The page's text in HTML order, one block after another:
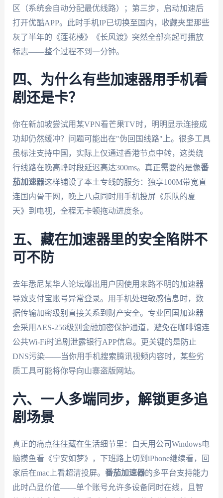
区（系统会自动分配最优线路）；第三步，启动加速后
打开优酷APP。此时手机IP已切换至国内，收藏夹里那些
灰了半年的《莲花楼》《长风渡》突然全部亮起可播放
标志——整个过程不到一分钟。
四、为什么有些加速器用手机看
剧还是卡？
你在新加坡尝试用某VPN看芒果TV时，明明显示连接成
功却仍然缓冲？问题可能出在"伪回国线路"上。很多工具
虽标注支持中国，实际上仅通过香港节点中转，这类绕
行线路在晚高峰时段延迟高达300ms。真正需要的是像番
茄加速器这样铺设了本土专线的服务：独享100M带宽直
连国内骨干网，晚上八点同时用手机投屏《乐队的夏
天》到电视，全程无卡顿拖动进度条。
五、藏在加速器里的安全陷阱不
可不防
去年悉尼某华人论坛爆出用户因使用来路不明的加速器
导致支付宝账号异常登录。用手机处理敏感信息时，数
据传输加密级别直接关系到财产安全。专业回国加速器
会采用AES-256级别金融加密保护通道，避免在咖啡馆连
公共Wi-Fi时追剧泄露银行APP信息。更关键的是防止
DNS污染——当你用手机搜索腾讯视频内容时，某些劣
质工具可能将你导向山寨盗版网站。
六、一人多端同步，解锁更多追
剧场景
真正的痛点往往藏在生活细节里：白天用公司Windows电
脑摸鱼看《宁安如梦》，下班路上切到iPhone继续看，回
家后在mac上看超清投屏。 番茄加速器的多平台支持能力
此时凸显价值——单个账号允许多设备同时在线，且智